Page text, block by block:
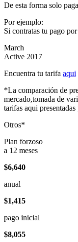
De esta forma solo
Por ejemplo:
Si contratas tu pago
March
Active 2017
Encuentra tu tarifa aqui
*La comparación de
mercado,tomada de
tarifas aqui
Otros*
Plan forzoso
a 12 meses
$6,640
anual
$1,415
pago inicial
$8,055